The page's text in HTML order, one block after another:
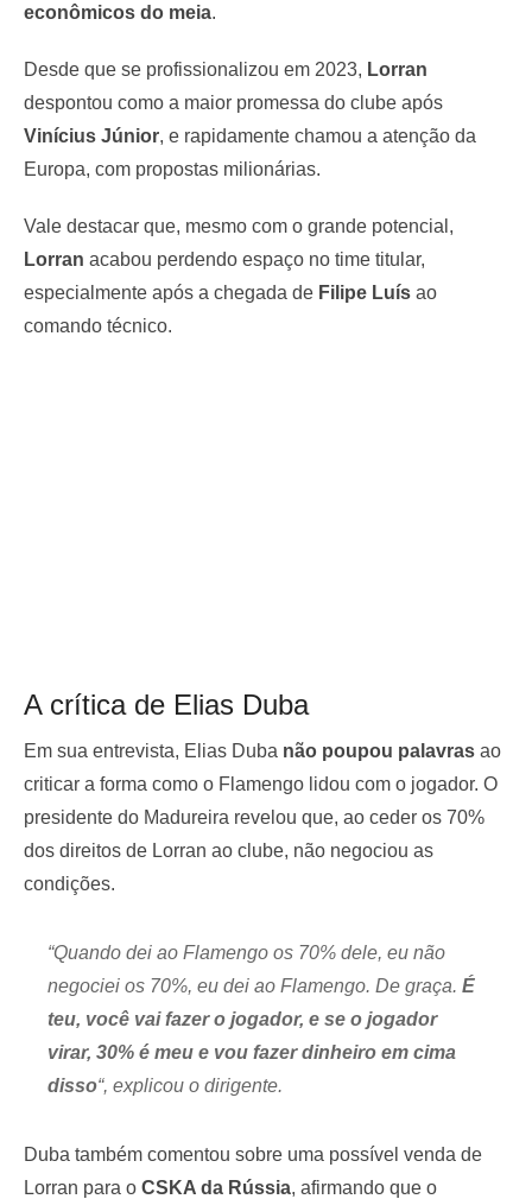
econômicos do meia.
Desde que se profissionalizou em 2023, Lorran
despontou como a maior promessa do clube após
Vinícius Júnior, e rapidamente chamou a atenção da
Europa, com propostas milionárias.
Vale destacar que, mesmo com o grande potencial,
Lorran acabou perdendo espaço no time titular,
especialmente após a chegada de Filipe Luís ao
comando técnico.
A crítica de Elias Duba
Em sua entrevista, Elias Duba não poupou palavras ao
criticar a forma como o Flamengo lidou com o jogador. O
presidente do Madureira revelou que, ao ceder os 70%
dos direitos de Lorran ao clube, não negociou as
condições.
“Quando dei ao Flamengo os 70% dele, eu não
negociei os 70%, eu dei ao Flamengo. De graça. É
teu, você vai fazer o jogador, e se o jogador
virar, 30% é meu e vou fazer dinheiro em cima
disso“, explicou o dirigente.
Duba também comentou sobre uma possível venda de
Lorran para o CSKA da Rússia, afirmando que o